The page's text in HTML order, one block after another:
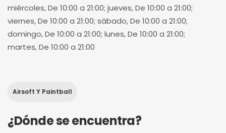
miércoles, De 10:00 a 21:00; jueves, De 10:00 a 21:00;
viernes, De 10:00 a 21:00; sábado, De 10:00 a 21:00;
domingo, De 10:00 a 21:00; lunes, De 10:00 a 21:00;
martes, De 10:00 a 21:00
Airsoft Y Paintball
¿Dónde se encuentra?